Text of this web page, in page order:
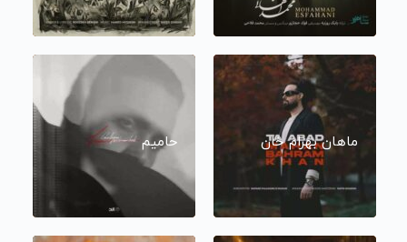
ماهان بهرام خان حامیم